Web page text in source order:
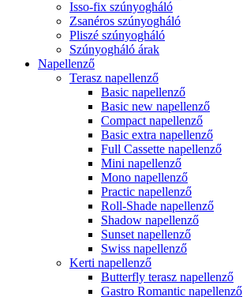
Isso-fix szúnyogháló
Zsanéros szúnyogháló
Pliszé szúnyogháló
Szúnyogháló árak
Napellenző
Terasz napellenző
Basic napellenző
Basic new napellenző
Compact napellenző
Basic extra napellenző
Full Cassette napellenző
Mini napellenző
Mono napellenző
Practic napellenző
Roll-Shade napellenző
Shadow napellenző
Sunset napellenző
Swiss napellenző
Kerti napellenző
Butterfly terasz napellenző
Gastro Romantic napellenző